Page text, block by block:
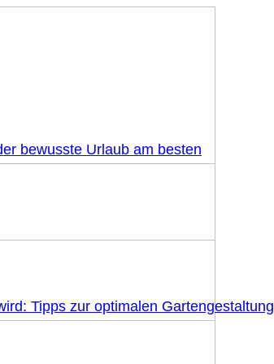
bewusste Urlaub am besten
Tipps zur optimalen Gartengestaltung